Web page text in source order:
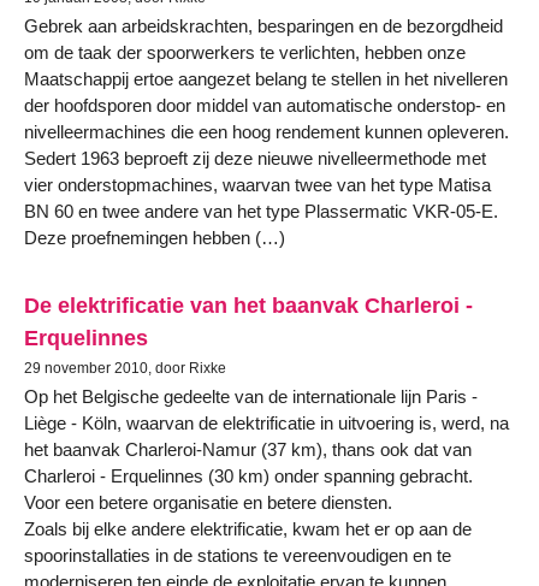
Gebrek aan arbeidskrachten, besparingen en de bezorgdheid
om de taak der spoorwerkers te verlichten, hebben onze
Maatschappij ertoe aangezet belang te stellen in het nivelleren
der hoofdsporen door middel van automatische onderstop- en
nivelleermachines die een hoog rendement kunnen opleveren.
Sedert 1963 beproeft zij deze nieuwe nivelleermethode met
vier onderstopmachines, waarvan twee van het type Matisa
BN 60 en twee andere van het type Plassermatic VKR-05-E.
Deze proefnemingen hebben (…)
De elektrificatie van het baanvak Charleroi -
Erquelinnes
29 november 2010, door Rixke
Op het Belgische gedeelte van de internationale lijn Paris -
Liège - Köln, waarvan de elektrificatie in uitvoering is, werd, na
het baanvak Charleroi-Namur (37 km), thans ook dat van
Charleroi - Erquelinnes (30 km) onder spanning gebracht.
Voor een betere organisatie en betere diensten.
Zoals bij elke andere elektrificatie, kwam het er op aan de
spoorinstallaties in de stations te vereenvoudigen en te
moderniseren ten einde de exploitatie ervan te kunnen